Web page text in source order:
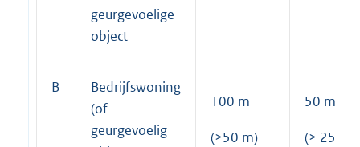
geurgevoelige
object
B
Bedrijfswoning
(of
geurgevoelig
100 m
(≥50 m)
50 m
(≥ 25 m)